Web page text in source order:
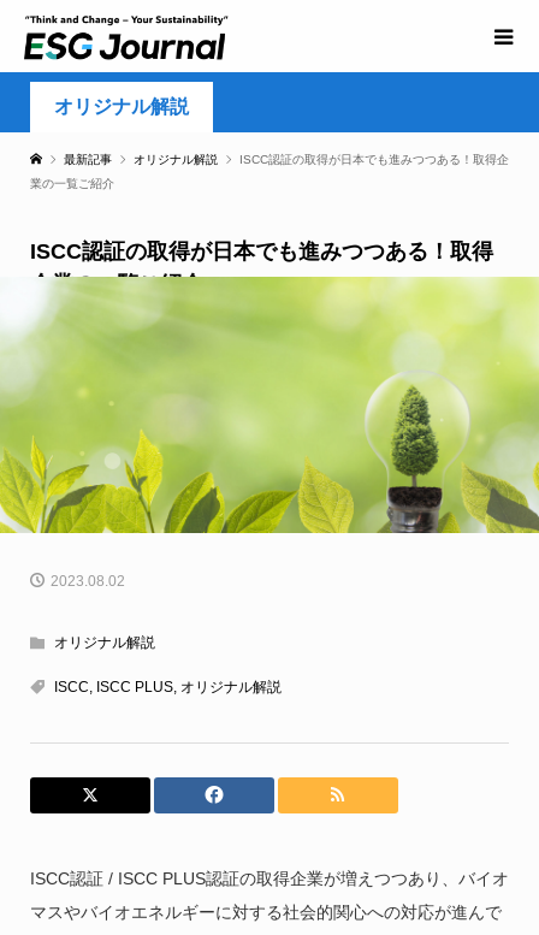
オリジナル解説
最新記事 オリジナル解説
ISCC認証の取得が日本でも進みつつある！取得企
業の一覧ご紹介
ISCC認証の取得が日本でも進みつつある！取得
企業の一覧ご紹介
2023.08.02
オリジナル解説
ISCC, ISCC PLUS, オリジナル解説
ISCC認証 / ISCC PLUS認証の取得企業が増えつつあり、バイオ
マスやバイオエネルギーに対する社会的関心への対応が進んで